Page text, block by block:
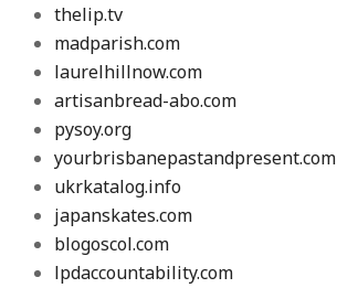
thelip.tv
madparish.com
laurelhillnow.com
artisanbread-abo.com
pysoy.org
yourbrisbanepastandpresent.com
ukrkatalog.info
japanskates.com
blogoscol.com
lpdaccountability.com